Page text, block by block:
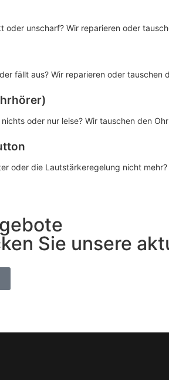
oder unscharf? Wir reparieren oder
fällt aus? Wir reparieren oder tauschen
oder nur leise? Wir tauschen den
oder die Lautstärkeregelung nicht
Sie unsere